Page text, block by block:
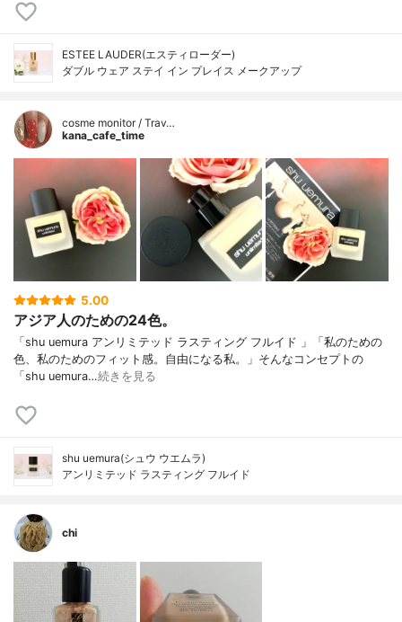
ESTEE LAUDER(エスティローダー)
ダブル ウェア ステイ イン プレイス メークアップ
cosme monitor / Trav…
kana_cafe_time
5.00
アジア人のための24色。
「shu uemura アンリミテッド ラスティング フルイド 」「私のための
色、私のためのフィット感。自由になる私。」そんなコンセプトの
「shu uemura…続きを見る
shu uemura(シュウ ウエムラ)
アンリミテッド ラスティング フルイド
chi